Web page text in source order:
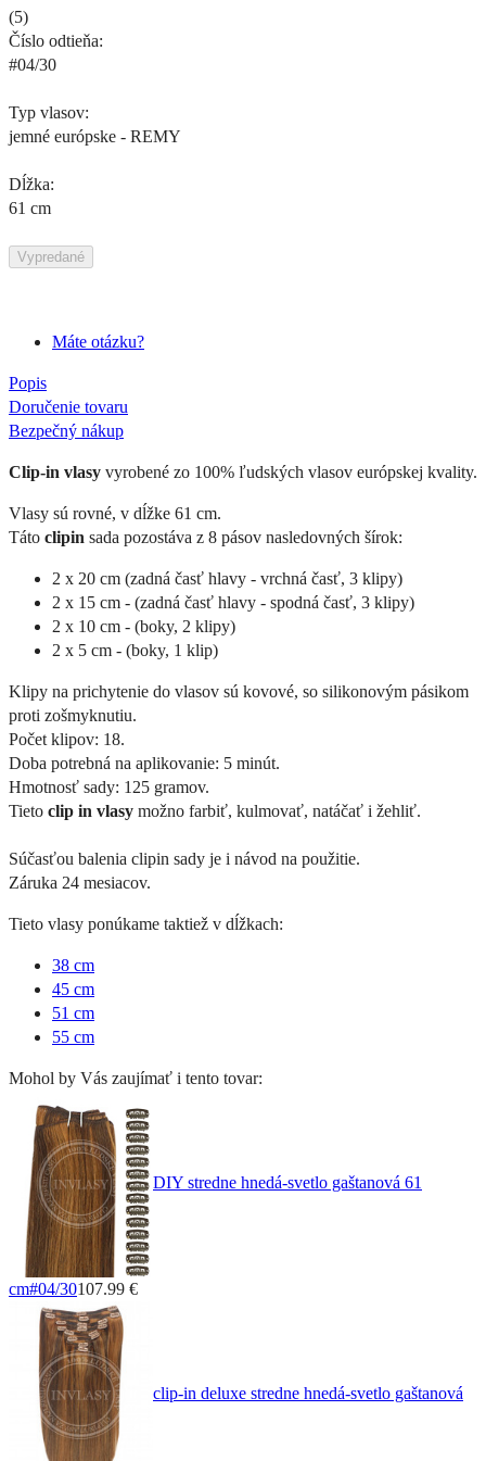
(5)
Číslo odtieňa:
#04/30
Typ vlasov:
jemné európske - REMY
Dĺžka:
61 cm
Vypredané
Máte otázku?
Popis
Doručenie tovaru
Bezpečný nákup
Clip-in vlasy vyrobené zo 100% ľudských vlasov európskej kvality.
Vlasy sú rovné, v dĺžke 61 cm.
Táto clipin sada pozostáva z 8 pásov nasledovných šírok:
2 x 20 cm (zadná časť hlavy - vrchná časť, 3 klipy)
2 x 15 cm - (zadná časť hlavy - spodná časť, 3 klipy)
2 x 10 cm - (boky, 2 klipy)
2 x 5 cm - (boky, 1 klip)
Klipy na prichytenie do vlasov sú kovové, so silikonovým pásikom
proti zošmyknutiu.
Počet klipov: 18.
Doba potrebná na aplikovanie: 5 minút.
Hmotnosť sady: 125 gramov.
Tieto clip in vlasy možno farbiť, kulmovať, natáčať i žehliť.
Súčasťou balenia clipin sady je i návod na použitie.
Záruka 24 mesiacov.
Tieto vlasy ponúkame taktiež v dĺžkach:
38 cm
45 cm
51 cm
55 cm
Mohol by Vás zaujímať i tento tovar:
DIY stredne hnedá-svetlo gaštanová 61
cm#04/30107.99 €
clip-in deluxe stredne hnedá-svetlo gaštanová